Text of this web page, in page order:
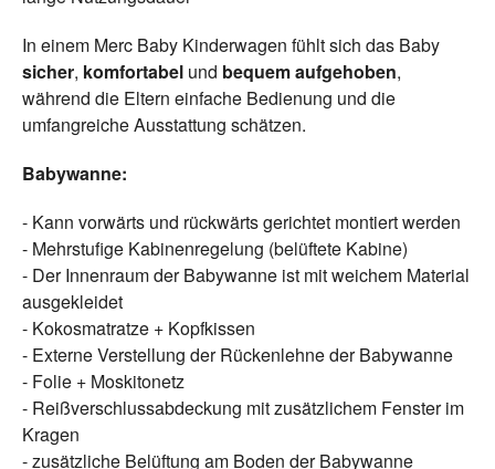
In einem Merc Baby Kinderwagen fühlt sich das Baby
sicher, komfortabel und bequem aufgehoben,
während die Eltern einfache Bedienung und die
umfangreiche Ausstattung schätzen.
Babywanne:
- Kann vorwärts und rückwärts gerichtet montiert werden
- Mehrstufige Kabinenregelung (belüftete Kabine)
- Der Innenraum der Babywanne ist mit weichem Material
ausgekleidet
- Kokosmatratze + Kopfkissen
- Externe Verstellung der Rückenlehne der Babywanne
- Folie + Moskitonetz
- Reißverschlussabdeckung mit zusätzlichem Fenster im
Kragen
- zusätzliche Belüftung am Boden der Babywanne